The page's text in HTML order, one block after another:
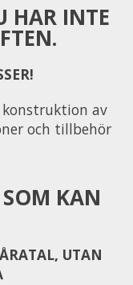
HAR INTE
konstruktion av
och tillbehör
KAN
UTAN